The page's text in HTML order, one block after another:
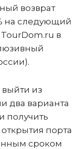
возврат
на следующий
TourDom.ru в
из
два варианта
получить
порта
сроком